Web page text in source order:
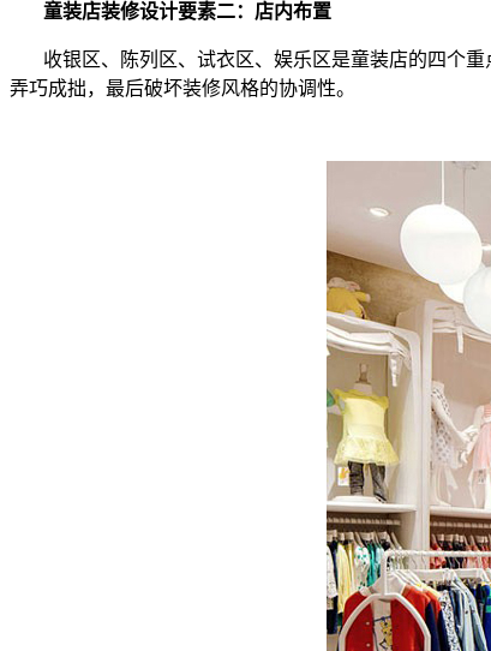
童装店装修设计要素二：店内布置
收银区、陈列区、试衣区、娱乐区是童装店的四个
弄巧成拙，最后破坏装修风格的协调性。